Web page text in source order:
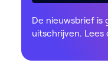
De nieuwsbrief is
uitschrijven. Lees